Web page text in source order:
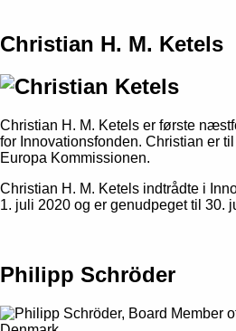
Christian H. M. Ketels
Christian H. M. Ketels er første
for Innovationsfonden. Christian er
Europa Kommissionen.
Christian H. M. Ketels indtrådte i
1. juli 2020 og er genudpeget til 30.
Philipp Schröder